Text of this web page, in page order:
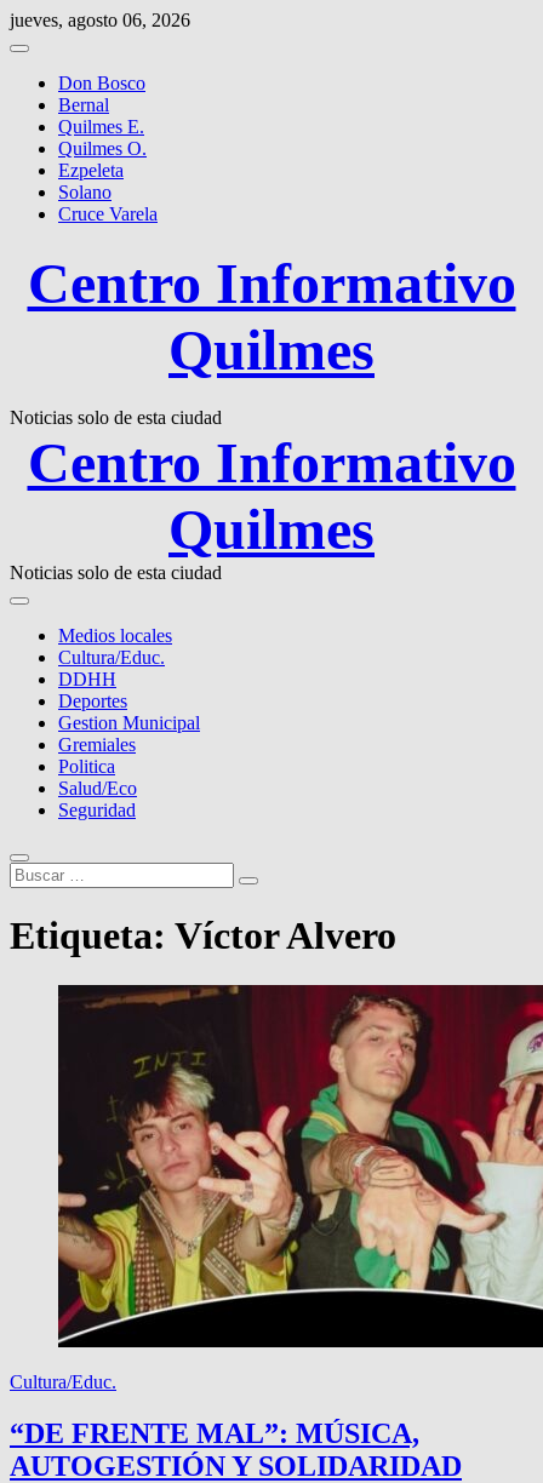
Saltar
al
jueves, agosto 06, 2026
Don Bosco
Bernal
Quilmes E.
Quilmes O.
Ezpeleta
Solano
Cruce Varela
Centro Informativo
Quilmes
Noticias solo de esta ciudad
Centro Informativo
Quilmes
Noticias solo de esta ciudad
Medios locales
Cultura/Educ.
DDHH
Deportes
Gestion Municipal
Gremiales
Politica
Salud/Eco
Seguridad
Buscar
…
Etiqueta: Víctor Alvero
Cultura/Educ.
“DE FRENTE MAL”: MÚSICA,
AUTOGESTIÓN Y SOLIDARIDAD